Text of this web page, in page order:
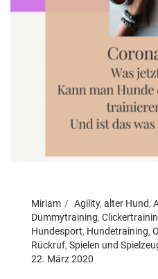
Miriam Agility, alter Hund,
Dummytraining,
Hundesport, Hundetraining,
Rückruf, Spielen und
22. März 2020